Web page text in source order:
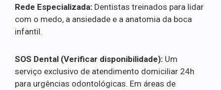
Rede Especializada: Dentistas treinados para lidar
com o medo, a ansiedade e a anatomia da boca
infantil.
SOS Dental (Verificar disponibilidade): Um
serviço exclusivo de atendimento domiciliar 24h
para urgências odontológicas. Em áreas de